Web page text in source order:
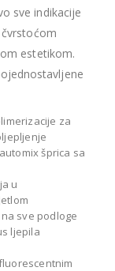
sve indikacije
estetikom.
za
šprica sa
u
sve podloge
ljepila